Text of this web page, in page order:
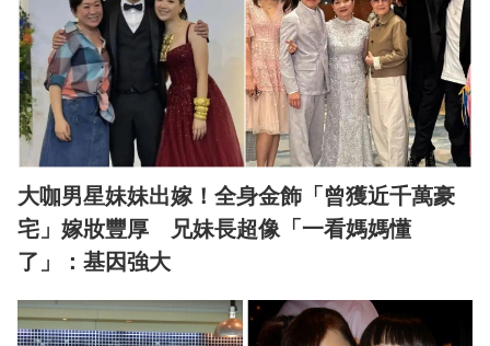
大咖男星妹妹出嫁！全身金飾「曾獲近千萬豪
宅」嫁妝豐厚 兄妹長超像「一看媽媽懂
了」：基因強大